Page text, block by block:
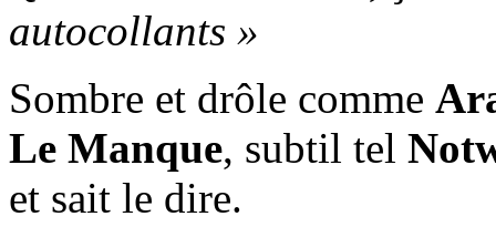
autocollants »
Sombre et drôle comme
Le Manque, subtil tel
et sait le dire.